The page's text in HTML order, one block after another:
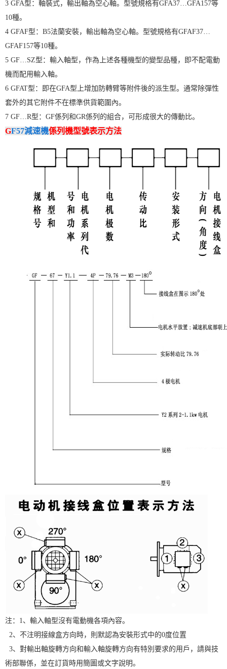
3 GFA型：軸裝式，輸出軸為空心軸。型號規格有GFA37…GFA157等
10種。
4 GFAF型：B5法蘭安裝，輸出軸為空心軸。型號規格有GFAF37…
GFAF157等10種。
5 GF…SZ型：輸入軸型，作為上述各種機型的變型品種，即不配電動
機而配用輸入軸。
6 GFAT型：即在GFA型上增加防轉臂等附件後的派生型。通常除彈性
套外的其它附件不在標準供貨範圍內。
7 GF…R型：GF係列和GR係列的組合，可形成很大的傳動比。
GF57減速機係列機型號表示方法
注：1、輸入軸型沒有電動機各項內容。
2、不注明接線盒方向時，則默認為安裝形式中的0度位置
3、對輸出軸旋轉方向和輸入軸旋轉方向有特別要求的用戶，請與技
術部聯係，並在訂貨時用簡圖或文字說明。